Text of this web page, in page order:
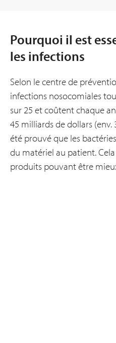
Pourquoi il est
les infections
Selon le centre de
infections nosocomiales
sur 25 et coûtent chaque
45 milliards de dollars (env.
été prouvé que les
du matériel au patient.
produits pouvant être